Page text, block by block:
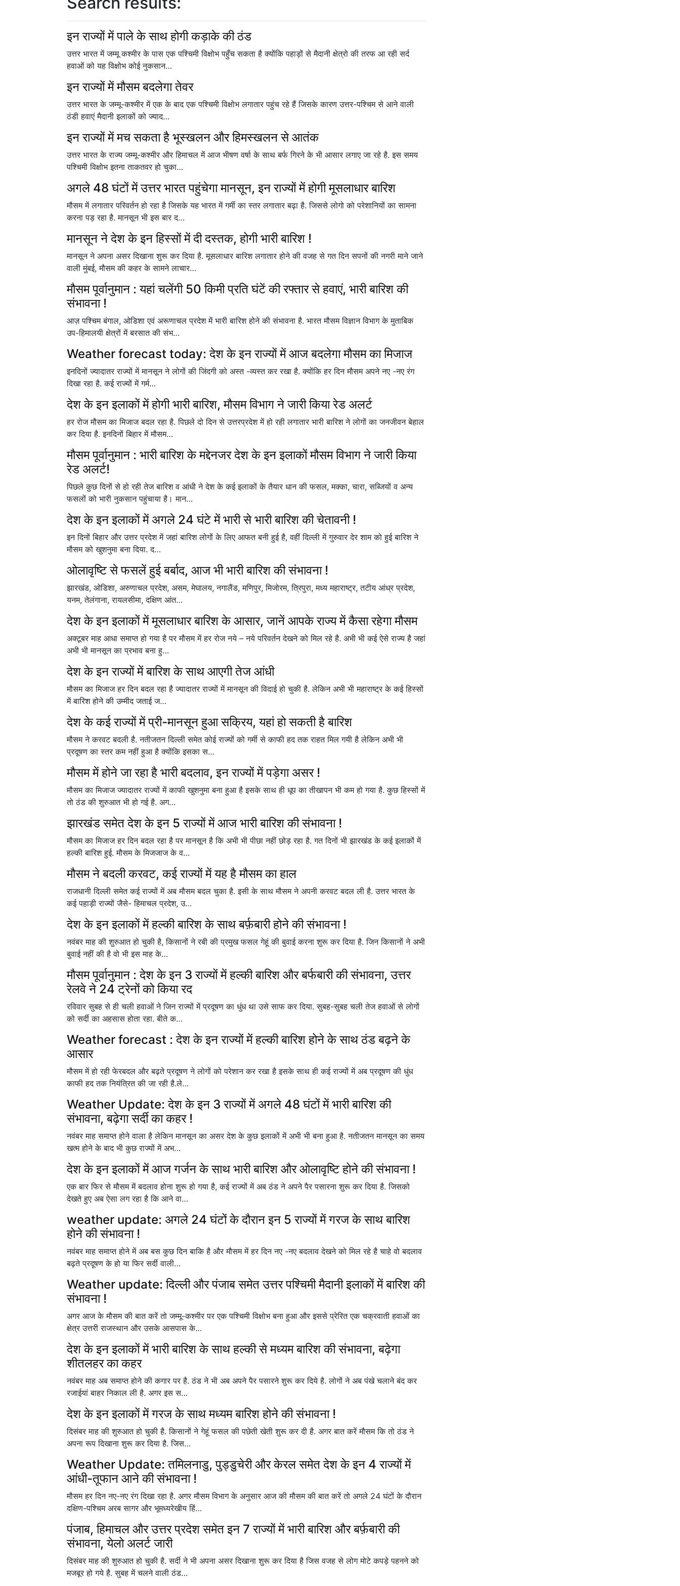
इन राज्यों में पाले के साथ होगी कड़ाके की ठंड
उत्तर भारत में जम्मू कश्मीर के पास एक पश्चिमी विक्षोभ पहुँच सकता है क्योंकि पहाड़ों से मैदानी क्षेत्रो की तरफ आ रही सर्द
हवाओं को यह विक्षोभ कोई नुकसान…
इन राज्यों में मौसम बदलेगा तेवर
उत्तर भारत के जम्मू-कश्मीर में एक के बाद एक पश्चिमी विक्षोभ लगातार पहुंच रहे हैं जिसके कारण उत्तर-पश्चिम से आने वाली
ठंडी हवाएं मैदानी इलाकों को ज्याद…
इन राज्यों में मच सकता है भूस्खलन और हिमस्खलन से आतंक
उत्तर भारत के राज्य जम्मू-कश्मीर और हिमाचल में आज भीषण वर्षा के साथ बर्फ गिरने के भी आसार लगाए जा रहे है. इस समय
पश्चिमी विक्षोभ इतना ताकतवर हो चुका…
अगले 48 घंटों में उत्तर भारत पहुंचेगा मानसून, इन राज्यों में होगी मूसलाधार बारिश
मौसम में लगातार परिवर्तन हो रहा है जिसके यह भारत में गर्मी का स्तर लगातार बढ़ा है. जिससे लोगो को परेशानियों का सामना
करना पड़ रहा है. मानसून भी इस बार द…
मानसून ने देश के इन हिस्सों में दी दस्तक, होगी भारी बारिश !
मानसून ने अपना असर दिखाना शुरू कर दिया है. मूसलाधार बारिश लगातार होने की वजह से गत दिन सपनों की नगरी माने जाने
वाली मुंबई, मौसम की कहर के सामने लाचार…
मौसम पूर्वानुमान : यहां चलेंगी 50 किमी प्रति घंटें की रफ्तार से हवाएं, भारी बारिश की
संभावना !
आज़ पश्चिम बंगाल, ओडिशा एवं अरूणाचल प्रदेश में भारी बारिश होने की संभावना है. भारत मौसम विज्ञान विभाग के मुताबिक
उप-हिमालयी क्षेत्रों में बरसात की संभ…
Weather forecast today: देश के इन राज्यों में आज बदलेगा मौसम का मिजाज
इनदिनों ज्यादातर राज्यों में मानसून ने लोगों की जिंदगी को अस्त -व्यस्त कर रखा है. क्योंकि हर दिन मौसम अपने नए -नए रंग
दिखा रहा है. कई राज्यों में गर्म…
देश के इन इलाकों में होगी भारी बारिश, मौसम विभाग ने जारी किया रेड अलर्ट
हर रोज मौसम का मिजाज बदल रहा है. पिछले दो दिन से उत्तरप्रदेश में हो रही लगातार भारी बारिश ने लोगों का जनजीवन बेहाल
कर दिया है. इनदिनों बिहार में मौसम…
मौसम पूर्वानुमान : भारी बारिश के मद्देनजर देश के इन इलाकों मौसम विभाग ने जारी किया
रेड अलर्ट!
पिछले कुछ दिनों से हो रही तेज बारिश व आंधी ने देश के कई इलाकों के तैयार धान की फसल, मक्का, चारा, सब्जियों व अन्य
फसलों को भारी नुकसान पहुंचाया है। मान…
देश के इन इलाकों में अगले 24 घंटे में भारी से भारी बारिश की चेतावनी !
इन दिनों बिहार और उत्तर प्रदेश में जहां बारिश लोगों के लिए आफत बनी हुई है, वहीं दिल्ली में गुरुवार देर शाम को हुई बारिश ने
मौसम को खुशनुमा बना दिया. द…
ओलावृष्टि से फसलें हुई बर्बाद, आज भी भारी बारिश की संभावना !
झारखंड, ओडिशा, अरुणाचल प्रदेश, असम, मेघालय, नगालैंड, मणिपुर, मिजोरम, त्रिपुरा, मध्य महाराष्ट्र, तटीय आंध्र प्रदेश,
यनम, तेलंगाना, रायलसीमा, दक्षिण आंत…
देश के इन इलाकों में मूसलाधार बारिश के आसार, जानें आपके राज्य में कैसा रहेगा मौसम
अक्टूबर माह आधा समाप्त हो गया है पर मौसम में हर रोज नये – नये परिवर्तन देखने को मिल रहे है. अभी भी कई ऐसे राज्य है जहां
अभी भी मानसून का प्रभाव बना हु…
देश के इन राज्यों में बारिश के साथ आएगी तेज आंधी
मौसम का मिजाज हर दिन बदल रहा है ज्यादातर राज्यों में मानसून की विदाई हो चुकी है. लेकिन अभी भी महाराष्ट्र के कई हिस्सों
में बारिश होने की उम्मीद जताई ज…
देश के कई राज्यों में प्री-मानसून हुआ सक्रिय, यहां हो सकती है बारिश
मौसम ने करवट बदली है. नतीजतन दिल्ली समेत कोई राज्यों को गर्मी से काफी हद तक राहत मिल गयी है लेकिन अभी भी
प्रदूषण का स्तर कम नहीं हुआ है क्योंकि इसका स…
मौसम में होने जा रहा है भारी बदलाव, इन राज्यों में पड़ेगा असर !
मौसम का मिजाज ज्यादातर राज्यों में काफी खुशनुमा बना हुआ है इसके साथ ही धूप का तीखापन भी कम हो गया है. कुछ हिस्सों में
तो ठंड की शुरुआत भी हो गई है. अग…
झारखंड समेत देश के इन 5 राज्यों में आज भारी बारिश की संभावना !
मौसम का मिजाज हर दिन बदल रहा है पर मानसून है कि अभी भी पीछा नहीं छोड़ रहा है. गत दिनों भी झारखंड के कई इलाकों में
हल्की बारिश हुई. मौसम के मिजजाज के व…
मौसम ने बदली करवट, कई राज्यों में यह है मौसम का हाल
राजधानी दिल्ली समेत कई राज्यों में अब मौसम बदल चुका है. इसी के साथ मौसम ने अपनी करवट बदल ली है. उत्तर भारत के
कई पहाड़ी राज्यों जैसे- हिमाचल प्रदेश, उ…
देश के इन इलाकों में हल्की बारिश के साथ बर्फ़बारी होने की संभावना !
नवंबर माह की शुरुआत हो चुकी है, किसानों ने रबी की प्रमुख फसल गेहूं की बुवाई करना शुरू कर दिया है. जिन किसानों ने अभी
बुवाई नहीं की है वो भी इस माह के…
मौसम पूर्वानुमान : देश के इन 3 राज्यों में हल्की बारिश और बर्फबारी की संभावना, उत्तर
रेलवे ने 24 ट्रेनों को किया रद
रविवार सुबह से ही चली हवाओं ने जिन राज्यों में प्रदूषण का धुंध था उसे साफ कर दिया. सुबह-सुबह चली तेज हवाओं से लोगों
को सर्दी का अहसास होता रहा. बीते क…
Weather forecast : देश के इन राज्यों में हल्की बारिश होने के साथ ठंड बढ़ने के
आसार
मौसम में हो रही फेरबदल और बढ़ते प्रदूषण ने लोगों को परेशान कर रखा है इसके साथ ही कई राज्यों में अब प्रदूषण की धुंध
काफी हद तक नियंत्रित की जा रही है.ले…
Weather Update: देश के इन 3 राज्यों में अगले 48 घंटों में भारी बारिश की
संभावना, बढ़ेगा सर्दी का कहर !
नवंबर माह समाप्त होने वाला है लेकिन मानसून का असर देश के कुछ इलाकों में अभी भी बना हुआ है. नतीजतन मानसून का समय
खत्म होने के बाद भी कुछ राज्यों में अभ…
देश के इन इलाकों में आज गर्जन के साथ भारी बारिश और ओलावृष्टि होने की संभावना !
एक बार फिर से मौसम में बदलाव होना शुरू हो गया है, कई राज्यों में अब ठंड ने अपने पैर पसारना शुरू कर दिया है. जिसको
देखते हुए अब ऐसा लग रहा है कि आने वा…
weather update: अगले 24 घंटों के दौरान इन 5 राज्यों में गरज के साथ बारिश
होने की संभावना !
नवंबर माह समाप्त होने में अब बस कुछ दिन बाकि है और मौसम में हर दिन नए -नए बदलाव देखने को मिल रहे है चाहे वो बदलाव
बढ़ते प्रदूषण के हो या फिर सर्दी वाली…
Weather update: दिल्ली और पंजाब समेत उत्तर पश्चिमी मैदानी इलाकों में बारिश की
संभावना !
अगर आज के मौसम की बात करें तो जम्मू-कश्मीर पर एक पश्चिमी विक्षोभ बना हुआ और इससे प्रेरित एक चक्रवाती हवाओं का
क्षेत्र उत्तरी राजस्थान और उसके आसपास के…
देश के इन इलाकों में भारी बारिश के साथ हल्की से मध्यम बारिश की संभावना, बढ़ेगा
शीतलहर का कहर
नवंबर माह अब समाप्त होने की कगार पर है. ठंड ने भी अब अपने पैर पसारने शुरू कर दिये है. लोगों ने अब पंखे चलाने बंद कर
रजाईयां बाहर निकाल ली है. अगर इस स…
देश के इन इलाकों में गरज के साथ मध्यम बारिश होने की संभावना !
दिसंबर माह की शुरुआत हो चुकी है. किसानों ने गेहूं फसल की पछेती खेती शुरू कर दी है. अगर बात करें मौसम कि तो ठंड ने
अपना रूप दिखाना शुरू कर दिया है. जिस…
Weather Update: तमिलनाडु, पुड्डुचेरी और केरल समेत देश के इन 4 राज्यों में
आंधी-तूफान आने की संभावना !
मौसम हर दिन नए-नए रंग दिखा रहा है. अगर मौसम विभाग के अनुसार आज की मौसम की बात करें तो अगले 24 घंटों के दौरान
दक्षिण-पश्चिम अरब सागर और भूमध्यरेखीय हिं…
पंजाब, हिमाचल और उत्तर प्रदेश समेत इन 7 राज्यों में भारी बारिश और बर्फ़बारी की
संभावना, येलो अलर्ट जारी
दिसंबर माह की शुरुआत हो चुकी है. सर्दी ने भी अपना असर दिखाना शुरू कर दिया है जिस वजह से लोग मोटे कपड़े पहनने को
मजबूर हो गये है. सुबह में चलने वाली ठंड…